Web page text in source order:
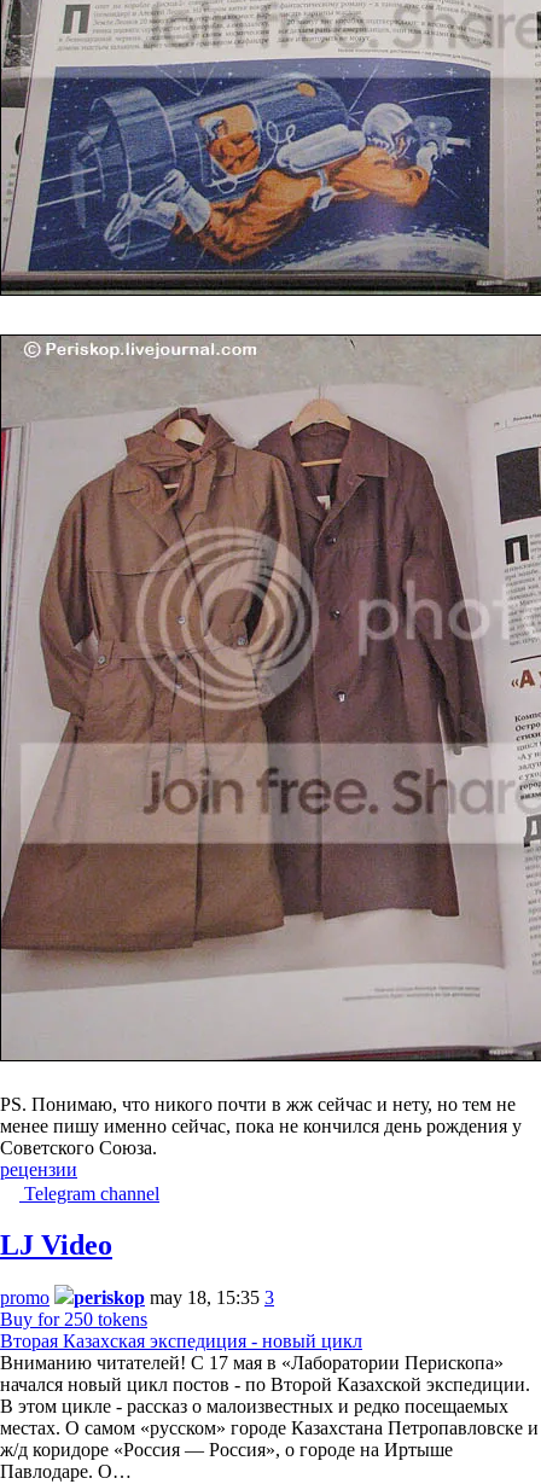
PS. Понимаю, что никого почти в жж сейчас и нету, но тем не
менее пишу именно сейчас, пока не кончился день рождения у
Советского Союза.
рецензии
Telegram channel
LJ Video
promo periskop may 18, 15:35 3
Buy for 250 tokens
Вторая Казахская экспедиция - новый цикл
Вниманию читателей! С 17 мая в «Лаборатории Перископа»
начался новый цикл постов - по Второй Казахской экспедиции.
В этом цикле - рассказ о малоизвестных и редко посещаемых
местах. О самом «русском» городе Казахстана Петропавловске и
ж/д коридоре «Россия — Россия», о городе на Иртыше
Павлодаре. О…